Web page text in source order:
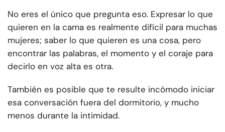
No eres el único que pregunta eso. Expresar lo que
quieren en la cama es realmente difícil para muchas
mujeres; saber lo que quieren es una cosa, pero
encontrar las palabras, el momento y el coraje para
decirlo en voz alta es otra.
También es posible que te resulte incómodo iniciar
esa conversación fuera del dormitorio, y mucho
menos durante la intimidad.